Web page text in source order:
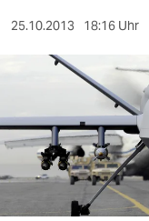
nord
verlag
verlag
veranstaltungen
25.10.2013 18:16 Uhr